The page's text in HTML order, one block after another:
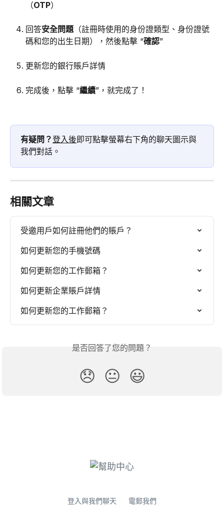
（OTP）
回答安全問題（註冊時使用的身份證類型、身份證號
碼和您的出生日期），然後點擊 “確認”
更新您的銀行賬戶詳情
完成後，點擊 “繼續”，就完成了！
有疑問？登入後即可點擊螢幕右下角的聊天圖示與
我們對話。
相關文章
受邀用戶如何註冊他們的賬戶？
如何更新您的手機號碼
如何更新您的工作郵箱？
如何更新企業賬戶詳情
如何更新您的工作郵箱？
是否回答了您的問題？
😞 😐 😃
登入與我們聊天 電郵我們